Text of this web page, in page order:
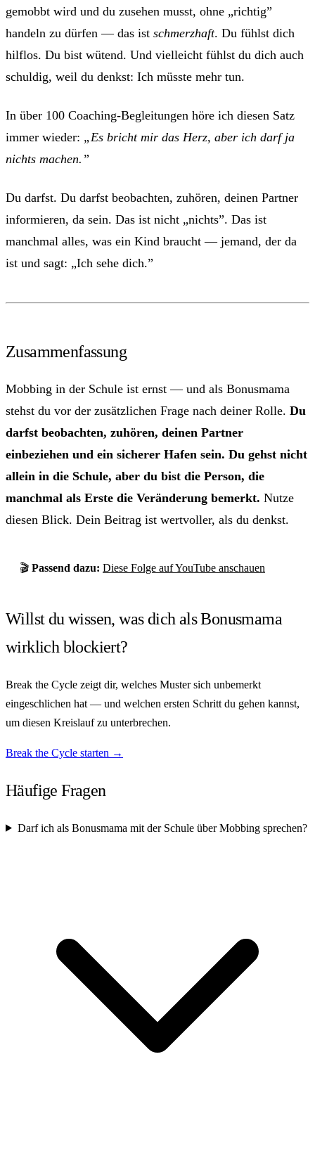
gemobbt wird und du zusehen musst, ohne „richtig”
handeln zu dürfen — das ist schmerzhaft. Du fühlst dich
hilflos. Du bist wütend. Und vielleicht fühlst du dich auch
schuldig, weil du denkst: Ich müsste mehr tun.
In über 100 Coaching-Begleitungen höre ich diesen Satz
immer wieder: „Es bricht mir das Herz, aber ich darf ja
nichts machen.”
Du darfst. Du darfst beobachten, zuhören, deinen Partner
informieren, da sein. Das ist nicht „nichts”. Das ist
manchmal alles, was ein Kind braucht — jemand, der da
ist und sagt: „Ich sehe dich.”
Zusammenfassung
Mobbing in der Schule ist ernst — und als Bonusmama
stehst du vor der zusätzlichen Frage nach deiner Rolle. Du
darfst beobachten, zuhören, deinen Partner
einbeziehen und ein sicherer Hafen sein. Du gehst nicht
allein in die Schule, aber du bist die Person, die
manchmal als Erste die Veränderung bemerkt. Nutze
diesen Blick. Dein Beitrag ist wertvoller, als du denkst.
🎬 Passend dazu: Diese Folge auf YouTube anschauen
Willst du wissen, was dich als Bonusmama
wirklich blockiert?
Break the Cycle zeigt dir, welches Muster sich unbemerkt
eingeschlichen hat — und welchen ersten Schritt du gehen kannst,
um diesen Kreislauf zu unterbrechen.
Break the Cycle starten →
Häufige Fragen
Darf ich als Bonusmama mit der Schule über Mobbing sprechen?